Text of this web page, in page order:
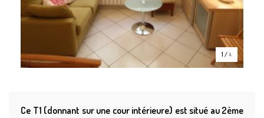
1 /4
Ce T1 (donnant sur une cour intérieure) est situé au 2ème